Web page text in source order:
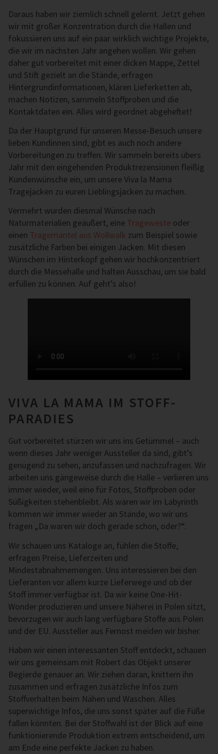
Daraus haben wir ziemlich schnell gelernt. Jetzt gehen
wir mit großer Konzentration durch die Hallen und
fokussieren uns auf ein paar wirklich wichtige Projekte,
die wir im nächsten Jahr angehen wollen. Wir gehen
daher gut vorbereitet mit einer dicken Mappe, Zettel
und Stift gezielt an die Stände, erfragen
Hintergrundinformationen, klären Lieferketten ab,
machen Notizen, sammeln Stoffproben und die
Kontaktdaten ein. Alles wird geordnet abgeheftet!
Da der Hauptgrund für unseren Messe-Besuch unsere
lieben Kundinnen sind, gibt es auch noch andere
Vorbereitungen zu treffen. Wir sammeln bereits übers
Jahr mit den eingehenden Produktrezensionen fleißig
Kundenwünsche ein, um unsere Viva la Mama
Tragejacken zu euren Lieblingsjacken zu machen.
Vermehrt wurden diesmal Wünsche nach
Naturmaterialien geäußert, eine Trageweste oder
einen Tragemantel aus Wollwalk zum Beispiel sowie
zusätzliche Farben bei einigen Jacken. Mit diesen
Wünschen im Hinterkopf gehen wir hochkonzentriert
durch die Messehalle und halten Ausschau, um sie bald
erfüllen zu können. Auf geht’s also!
VIVA LA MAMA IM STOFF-
PARADIES
Gut vorbereitet stürzen wir uns ins Getümmel – auch
wenn dieses Jahr weniger Aussteller da sind, gibt’s
genügend zu sehen, anzufassen und nachzufragen. Wir
arbeiten uns gängeweise durch die Halle – verlieren uns
immer wieder, weil eine für Fotos, Stoffproben oder
Süßigkeiten stehenbleibt. Als wären wir im Labyrinth
kommen wir immer wieder an Stände, wo wir uns
fragen „Da waren wir doch gerade schon, oder?“.
Wir schauen uns Kataloge an, fühlen die Stoffe,
erfragen Preise, Lieferzeiten und
Mindestabnahmemengen. Uns interessieren bei den
Lieferanten vor allem kurze Lieferwege und ob der
Stoff immer verfügbar ist. Da wir keine One-Hit-
Wonder produzieren und unsere Näherei in Polen sitzt,
bevorzugen wir auch lang verfügbare Stoffe aus Polen
und der EU. Aussteller aus Fernost meiden wir bisher.
Haben wir einen interessanten Stoff entdeckt, schauen
wir uns gemeinsam mit Robert das Objekt unserer
Begierde genauer an. Wir ziehen daran, knittern ihn
zusammen und erfragen zusätzliche Infos zum
Stoffverhalten beim Nähen und Waschen. Alles
superwichtige Infos, die uns sonst später auf die Füße
fallen könnten. Bei der Stoffwahl ist der Blick auf eine
funktionierende Produktion extrem entscheidend, um
am Ende eine perfekte Jacken zu haben.